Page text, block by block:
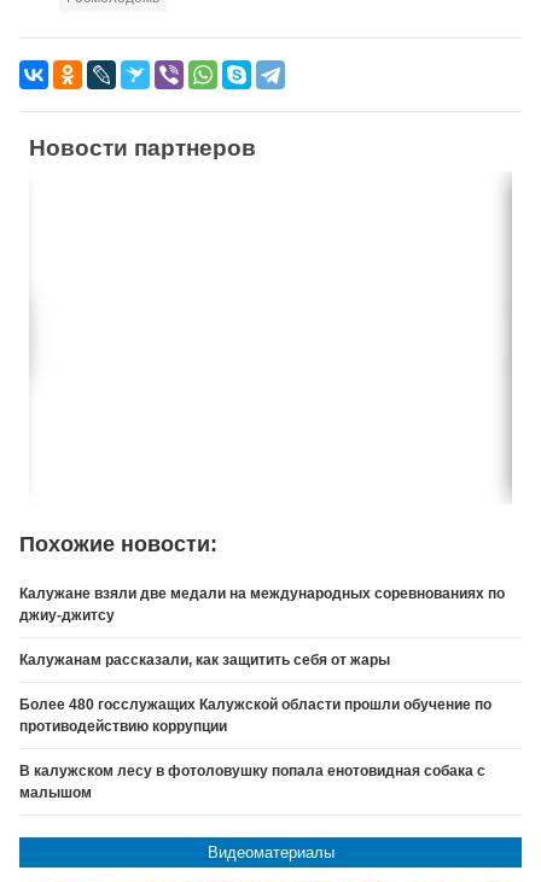
Новости партнеров
Похожие новости:
Калужане взяли две медали на международных соревнованиях по
джиу-джитсу
Калужанам рассказали, как защитить себя от жары
Более 480 госслужащих Калужской области прошли обучение по
противодействию коррупции
В калужском лесу в фотоловушку попала енотовидная собака с
малышом
Видеоматериалы